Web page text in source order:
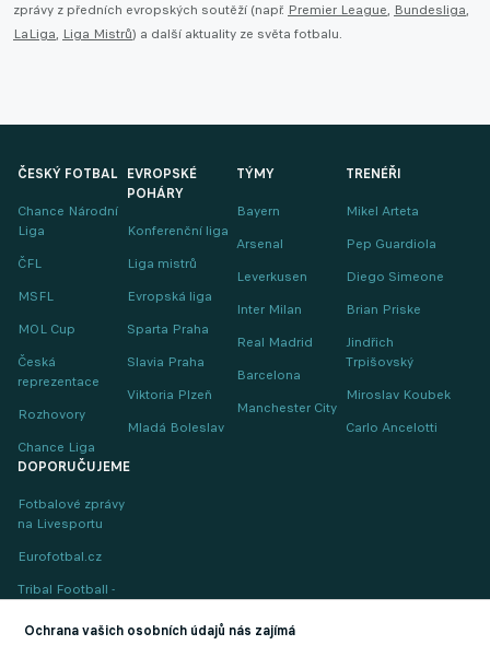
zprávy z předních evropských soutěží (např. Premier League, Bundesliga,
LaLiga, Liga Mistrů) a další aktuality ze světa fotbalu.
ČESKÝ FOTBAL
Chance Národní
Liga
ČFL
MSFL
MOL Cup
Česká
reprezentace
Rozhovory
Chance Liga
EVROPSKÉ
POHÁRY
Konferenční liga
Liga mistrů
Evropská liga
Sparta Praha
Slavia Praha
Viktoria Plzeň
Mladá Boleslav
TÝMY
Bayern
Arsenal
Leverkusen
Inter Milan
Real Madrid
Barcelona
Manchester City
TRENÉŘI
Mikel Arteta
Pep Guardiola
Diego Simeone
Brian Priske
Jindřich
Trpišovský
Miroslav Koubek
Carlo Ancelotti
DOPORUČUJEME
Fotbalové zprávy
na Livesportu
Eurofotbal.cz
Tribal Football -
(EN)
Ochrana vašich osobních údajů nás zajímá